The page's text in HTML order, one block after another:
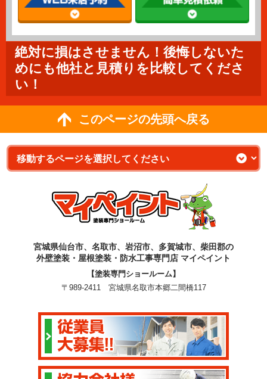
絶対に損はさせません！後悔しないた
めにも他社と見積りを比較してくださ
い！
このページの先頭へ戻る
宮城県仙台市、名取市、岩沼市、多賀城市、柴田郡の
外壁塗装・屋根塗装・防水工事専門店 マイペイント
【塗装専門ショールーム】
〒989-2411 宮城県名取市本郷二間橋117